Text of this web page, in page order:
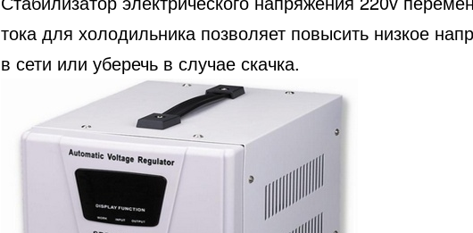
тока для холодильника позволяет повысить низкое
в сети или уберечь в случае скачка.